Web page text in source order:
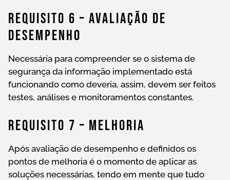
Requisito 6 – Avaliação De
Desempenho
Necessária para compreender se o sistema de
segurança da informação implementado está
funcionando como deveria, assim, devem ser feitos
testes, análises e monitoramentos constantes.
Requisito 7 – Melhoria
Após avaliação de desempenho e definidos os
pontos de melhoria é o momento de aplicar as
soluções necessárias, tendo em mente que tudo